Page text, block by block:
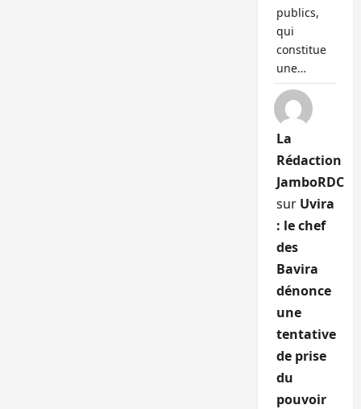
publics,
qui
constitue
une…
La
Rédaction
JamboRDC
sur Uvira
: le chef
des
Bavira
dénonce
une
tentative
de prise
du
pouvoir